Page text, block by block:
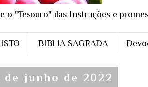
o "Tesouro" das Instruções e
BIBLIA SAGRADA
junho de 2022